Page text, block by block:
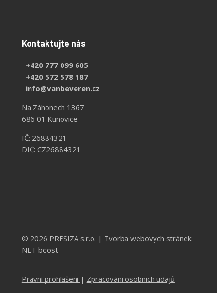
Kontaktujte nás
+420 777 099 605
+420 572 578 187
info@vanbeveren.cz
Na Záhonech 1367
686 01 Kunovice
IČ: 26884321
DIČ: CZ26884321
© 2026 PRESIZA s.r.o. | Tvorba webových stránek:
NET boost
Právní prohlášení | Zpracování osobních údajů